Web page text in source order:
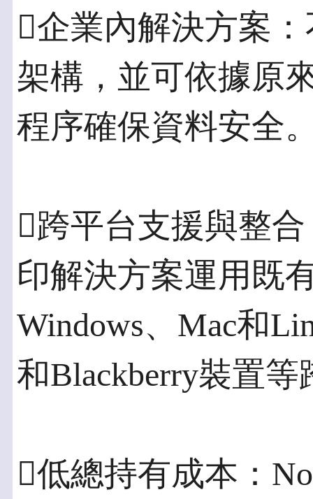
企業內解決方案
架構，並可依據原
程序確保資料安全
跨平台支援與整
印解決方案運用既
Windows、Mac和
和Blackberry裝置
低總持有成本：